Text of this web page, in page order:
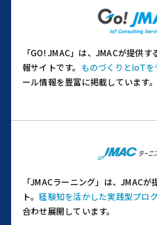
「GO! JMAC」は、JMACが提供
報サイトです。 ものづくりとIoTを
ール情報を豊富に掲載しています。
「JMACラーニング」は、JMAC
ト。経験知を活かした実践型プロ
合わせ展開しています。